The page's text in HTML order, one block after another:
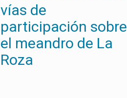
vías de
participación sobre
el meandro de La
Roza